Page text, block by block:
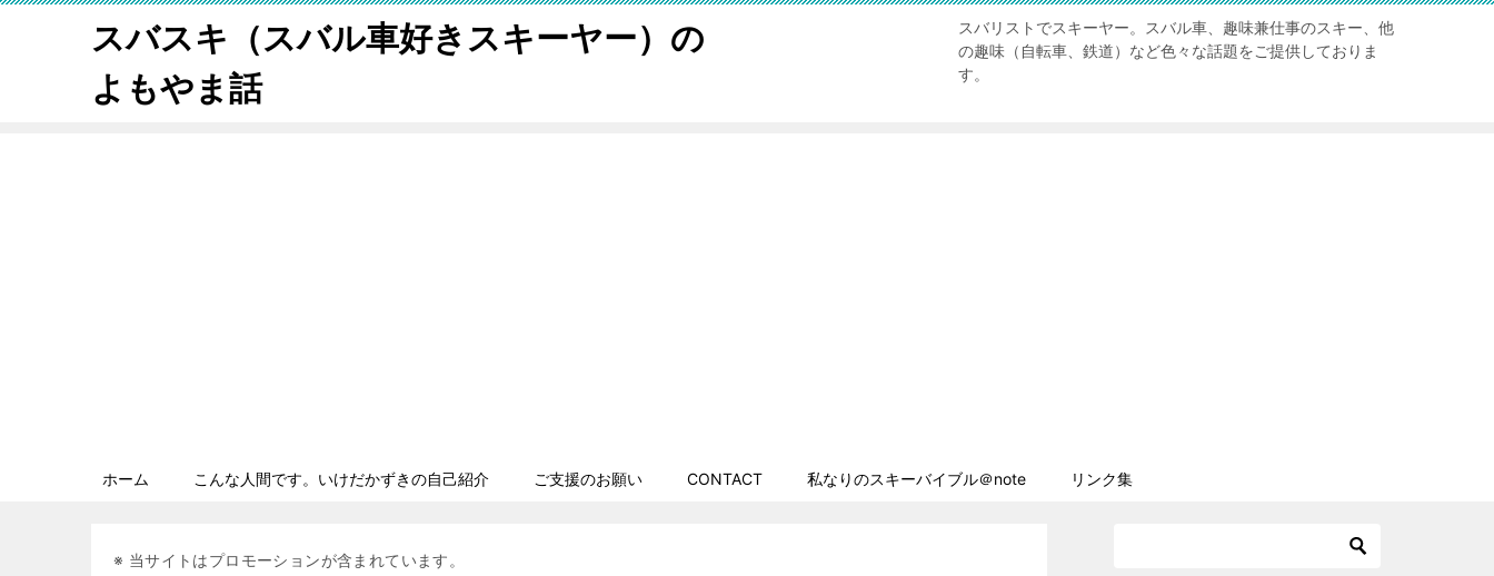
スバスキ（スバル車好きスキーヤー）の
よもやま話
スバリストでスキーヤー。スバル車、趣味兼仕事のスキー、他
の趣味（自転車、鉄道）など色々な話題をご提供しておりま
す。
ホーム こんな人間です。いけだかずきの自己紹介 ご支援のお願い CONTACT 私なりのスキーバイブル＠note リンク集
※ 当サイトはプロモーションが含まれています。